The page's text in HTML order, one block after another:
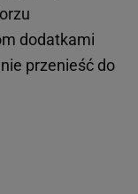
dodatkami
przenieść do